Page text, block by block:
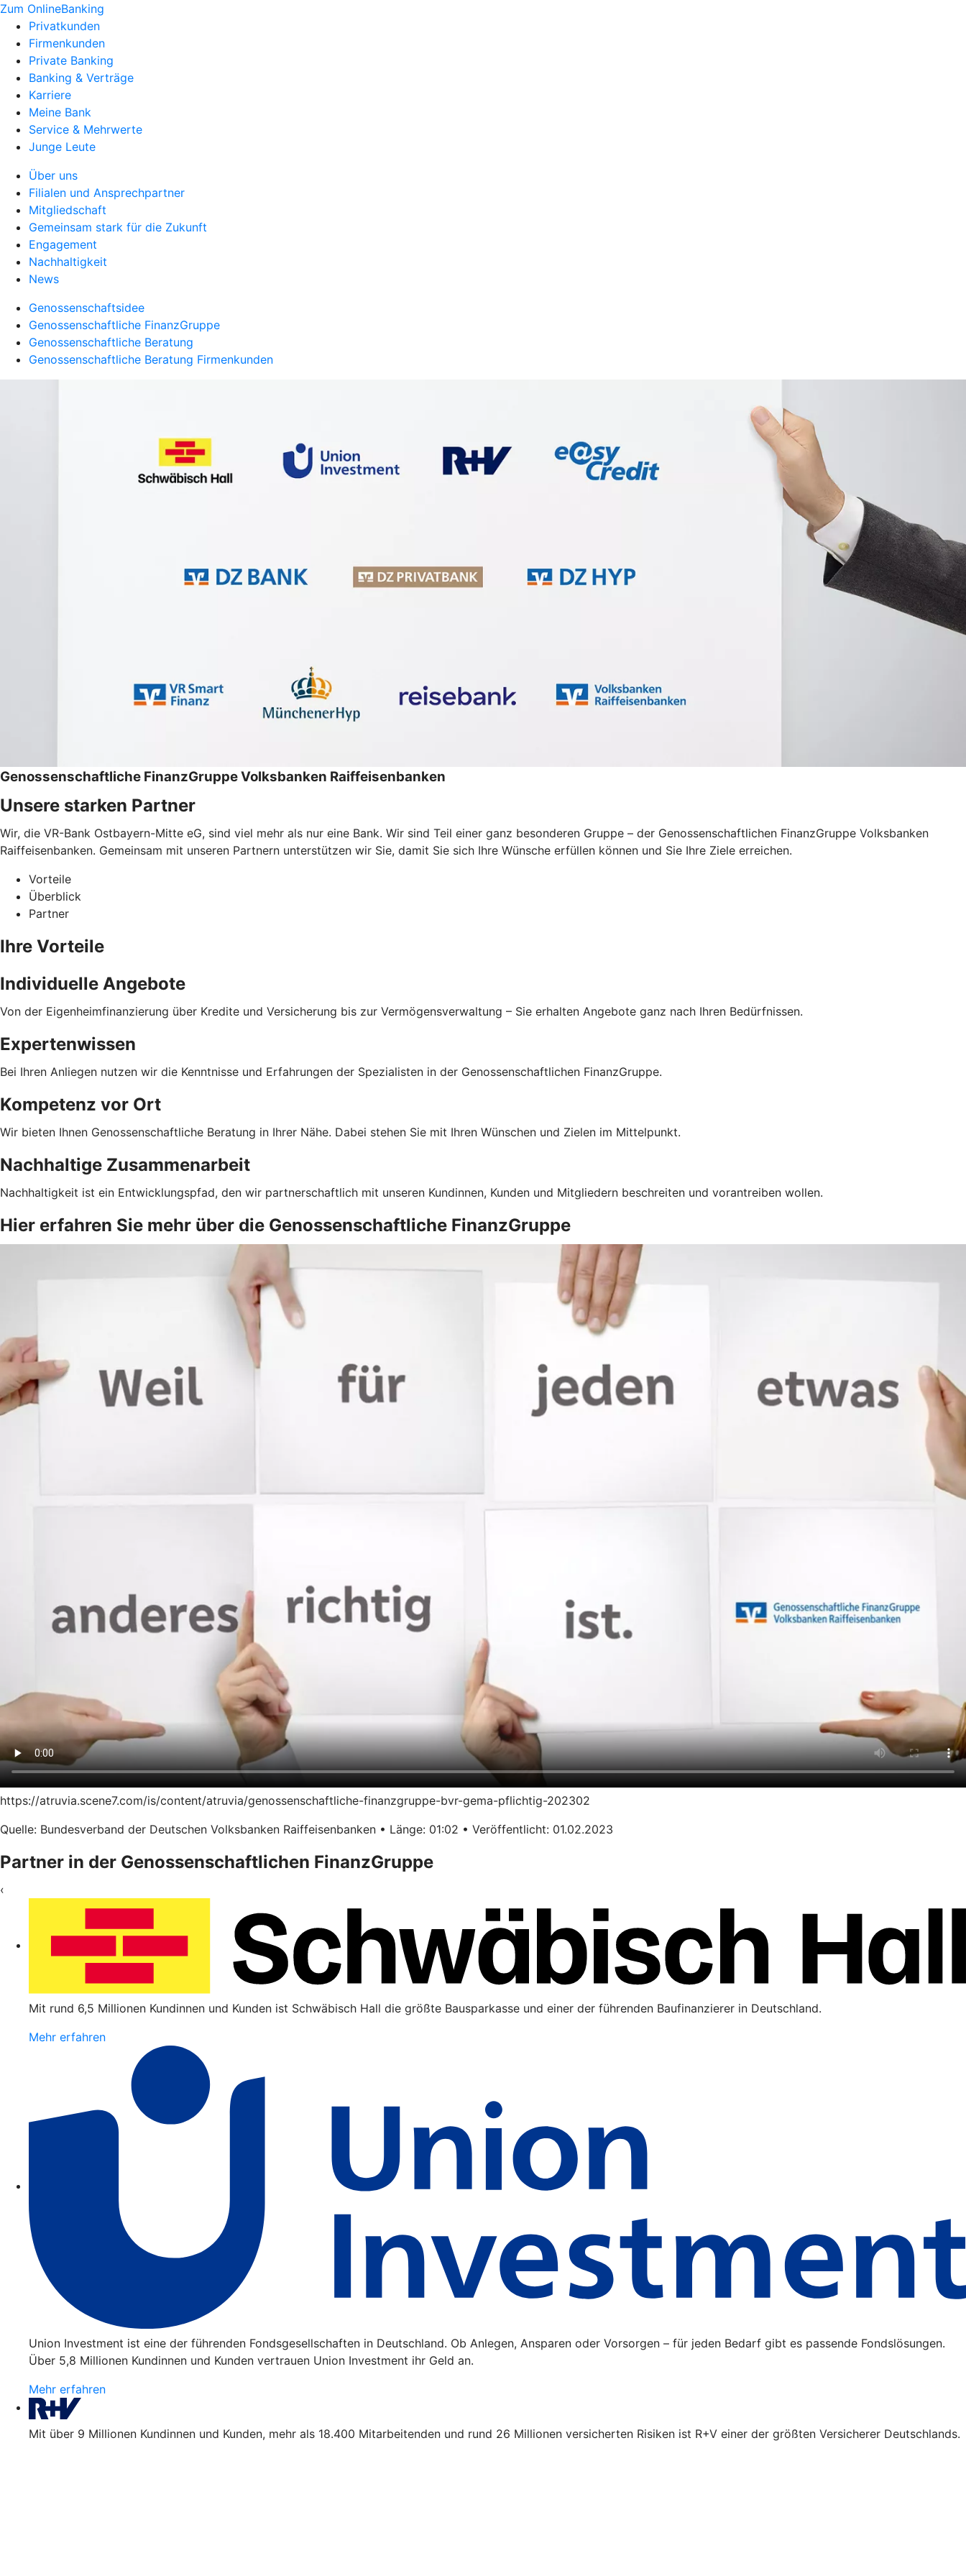
Zum OnlineBanking
Privatkunden
Firmenkunden
Private Banking
Banking & Verträge
Karriere
Meine Bank
Service & Mehrwerte
Junge Leute
Über uns
Filialen und Ansprechpartner
Mitgliedschaft
Gemeinsam stark für die Zukunft
Engagement
Nachhaltigkeit
News
Genossenschaftsidee
Genossenschaftliche FinanzGruppe
Genossenschaftliche Beratung
Genossenschaftliche Beratung Firmenkunden
Genossenschaftliche FinanzGruppe Volksbanken Raiffeisenbanken
Unsere starken Partner
Wir, die VR-Bank Ostbayern-Mitte eG, sind viel mehr als nur eine Bank. Wir sind Teil einer ganz besonderen Gruppe – der Genossenschaftlichen FinanzGruppe Volksbanken
Raiffeisenbanken. Gemeinsam mit unseren Partnern unterstützen wir Sie, damit Sie sich Ihre Wünsche erfüllen können und Sie Ihre Ziele erreichen.
Vorteile
Überblick
Partner
Ihre Vorteile
Individuelle Angebote
Von der Eigenheimfinanzierung über Kredite und Versicherung bis zur Vermögensverwaltung – Sie erhalten Angebote ganz nach Ihren Bedürfnissen.
Expertenwissen
Bei Ihren Anliegen nutzen wir die Kenntnisse und Erfahrungen der Spezialisten in der Genossenschaftlichen FinanzGruppe.
Kompetenz vor Ort
Wir bieten Ihnen Genossenschaftliche Beratung in Ihrer Nähe. Dabei stehen Sie mit Ihren Wünschen und Zielen im Mittelpunkt.
Nachhaltige Zusammenarbeit
Nachhaltigkeit ist ein Entwicklungspfad, den wir partnerschaftlich mit unseren Kundinnen, Kunden und Mitgliedern beschreiten und vorantreiben wollen.
Hier erfahren Sie mehr über die Genossenschaftliche FinanzGruppe
https://atruvia.scene7.com/is/content/atruvia/genossenschaftliche-finanzgruppe-bvr-gema-pflichtig-202302
Quelle: Bundesverband der Deutschen Volksbanken Raiffeisenbanken • Länge: 01:02 • Veröffentlicht: 01.02.2023
Partner in der Genossenschaftlichen FinanzGruppe
‹
Mit rund 6,5 Millionen Kundinnen und Kunden ist Schwäbisch Hall die größte Bausparkasse und einer der führenden Baufinanzierer in Deutschland.
Mehr erfahren
Union Investment ist eine der führenden Fondsgesellschaften in Deutschland. Ob Anlegen, Ansparen oder Vorsorgen – für jeden Bedarf gibt es passende Fondslösungen.
Über 5,8 Millionen Kundinnen und Kunden vertrauen Union Investment ihr Geld an.
Mehr erfahren
Mit über 9 Millionen Kundinnen und Kunden, mehr als 18.400 Mitarbeitenden und rund 26 Millionen versicherten Risiken ist R+V einer der größten Versicherer Deutschlands.